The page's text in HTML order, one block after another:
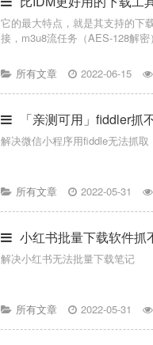
它的最大特点，就是其支持的下
接，m3u8流任务（AES-128解密
所有文章 2022-06-15
「亲测可用」fiddler
解决微信小程序用fiddle无法抓取
所有文章 2022-05-31
小红书批量下载软件抓
解决小红书无法批量下载笔记
所有文章 2022-05-31